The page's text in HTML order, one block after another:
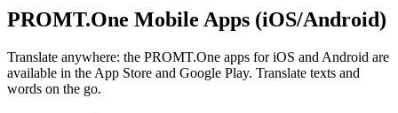
PROMT.One Mobile Apps (iOS/Android)
Translate anywhere: the PROMT.One apps for iOS and Android are
available in the App Store and Google Play. Translate texts and
words on the go.